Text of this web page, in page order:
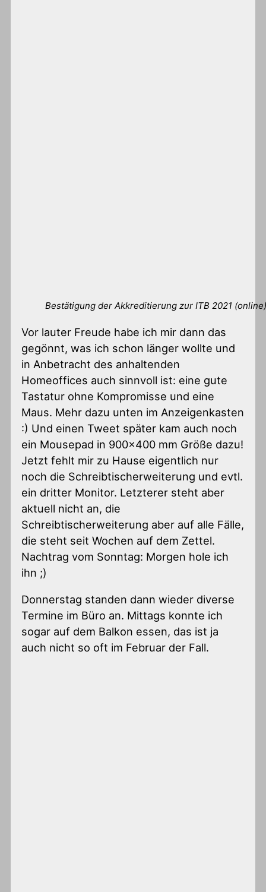
Bestätigung der Akkreditierung zur ITB 2021
Vor lauter Freude habe ich mir dann das
gegönnt, was ich schon länger wollte und
in Anbetracht des anhaltenden
Homeoffices auch sinnvoll ist: eine gute
Tastatur ohne Kompromisse und eine
Maus. Mehr dazu unten im Anzeigenkasten
:) Und einen Tweet später kam auch noch
ein Mousepad in 900×400 mm Größe dazu!
Jetzt fehlt mir zu Hause eigentlich nur
noch die Schreibtischerweiterung und evtl.
ein dritter Monitor. Letzterer steht aber
aktuell nicht an, die
Schreibtischerweiterung aber auf alle Fälle,
die steht seit Wochen auf dem Zettel.
Nachtrag vom Sonntag: Morgen hole ich
ihn ;)
Donnerstag standen dann wieder diverse
Termine im Büro an. Mittags konnte ich
sogar auf dem Balkon essen, das ist ja
auch nicht so oft im Februar der Fall.